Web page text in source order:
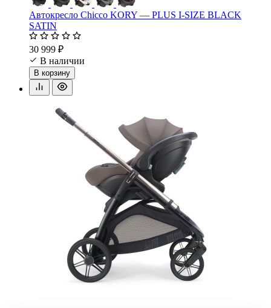
Автокресло Chicco KORY — PLUS I-SIZE BLACK
SATIN
30 999 ₽
В наличии
В корзину